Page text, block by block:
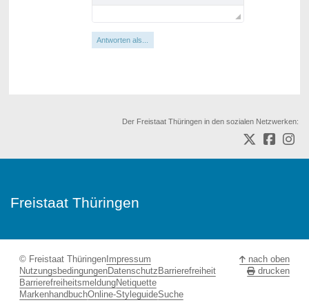
Antworten als...
Der Freistaat Thüringen in den sozialen Netzwerken:
Freistaat Thüringen
© Freistaat ThüringenImpressum
NutzungsbedingungenDatenschutzBarrierefreiheit
BarrierefreiheitsmeldungNetiquette
MarkenhandbuchOnline-StyleguideSuche
nach oben
drucken